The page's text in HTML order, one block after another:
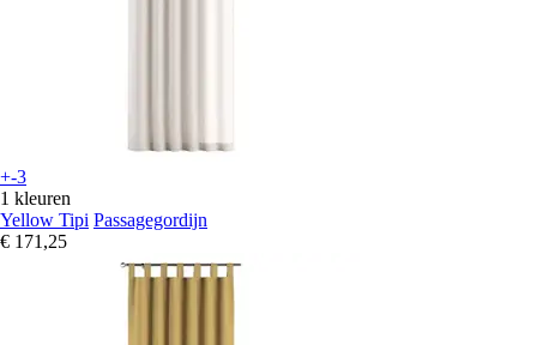
+-3
1 kleuren
Yellow Tipi Passagegordijn
€ 171,25